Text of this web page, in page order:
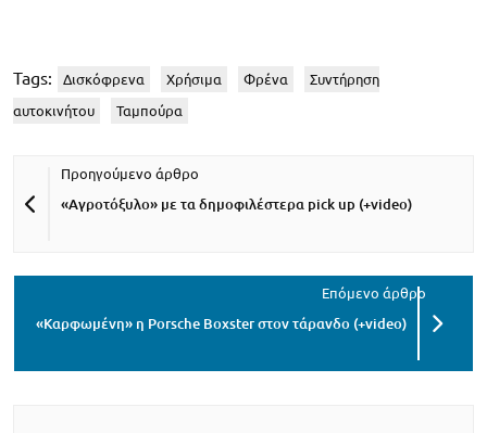
Tags: Δισκόφρενα Χρήσιμα Φρένα Συντήρηση
αυτοκινήτου Ταμπούρα
«Αγροτόξυλο» με τα δημοφιλέστερα pick up (+video)
«Καρφωμένη» η Porsche Boxster στον τάρανδο (+video)